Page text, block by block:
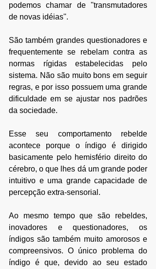
podemos chamar de ''transmutadores
de novas idéias''.
São também grandes questionadores e
frequentemente se rebelam contra as
normas rígidas estabelecidas pelo
sistema. Não são muito bons em seguir
regras, e por isso possuem uma grande
dificuldade em se ajustar nos padrões
da sociedade.
Esse seu comportamento rebelde
acontece porque o índigo é dirigido
basicamente pelo hemisfério direito do
cérebro, o que lhes dá um grande poder
intuitivo e uma grande capacidade de
percepção extra-sensorial.
Ao mesmo tempo que são rebeldes,
inovadores e questionadores, os
índigos são também muito amorosos e
compreensivos. O único problema do
índigo é que, devido ao seu estado